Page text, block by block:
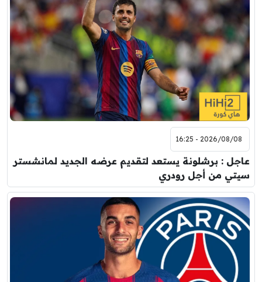
2026/08/08 - 16:25
عاجل : برشلونة يستعد لتقديم عرضه الجديد لمانشستر
سيتي من أجل رودري